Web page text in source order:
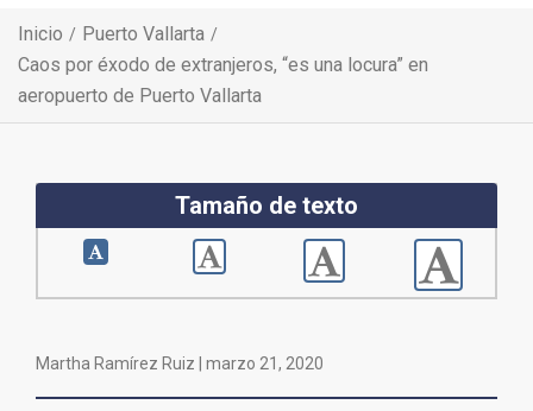
Inicio
Puerto Vallarta
Caos por éxodo de extranjeros, “es una locura” en
aeropuerto de Puerto Vallarta
Tamaño de texto
Martha Ramírez Ruiz | marzo 21, 2020